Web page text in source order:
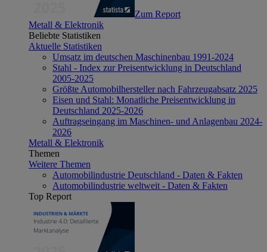
Zum Report
Metall & Elektronik
Beliebte Statistiken
Aktuelle Statistiken
Umsatz im deutschen Maschinenbau 1991-2024
Stahl - Index zur Preisentwicklung in Deutschland
2005-2025
Größte Automobilhersteller nach Fahrzeugabsatz 2025
Eisen und Stahl: Monatliche Preisentwicklung in
Deutschland 2025-2026
Auftragseingang im Maschinen- und Anlagenbau 2024-
2026
Metall & Elektronik
Themen
Weitere Themen
Automobilindustrie Deutschland - Daten & Fakten
Automobilindustrie weltweit - Daten & Fakten
Top Report